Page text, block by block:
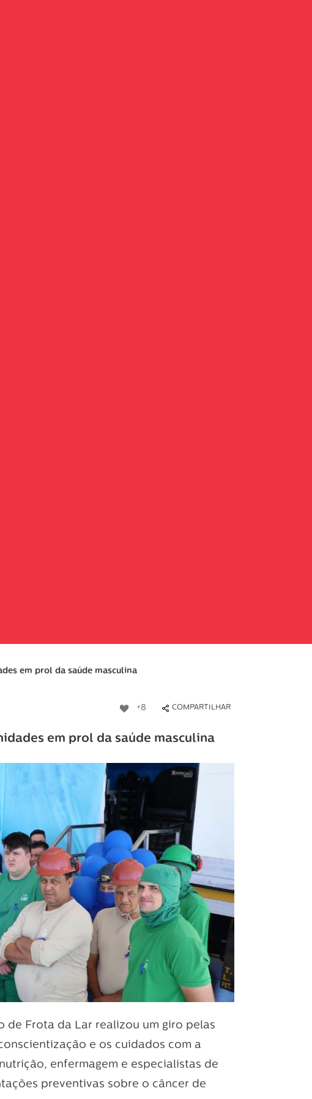
em prol da saúde masculina
+8 COMPARTILHAR
em prol da saúde masculina
de Frota da Lar realizou um giro pelas
e os cuidados com a
enfermagem e especialistas de
preventivas sobre o câncer de